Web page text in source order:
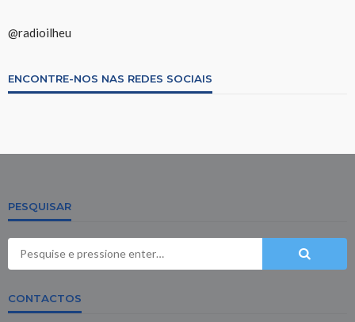
@radioilheu
ENCONTRE-NOS NAS REDES SOCIAIS
PESQUISAR
CONTACTOS